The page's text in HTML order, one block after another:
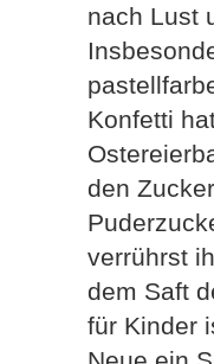
nach Lust
Konfetti
den
verrührst
dem Saft
für Kinder